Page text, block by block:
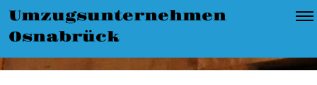
Umzugsunternehmen
Osnabrück